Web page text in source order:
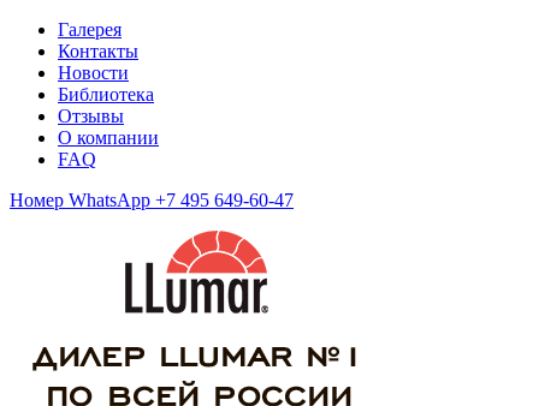
Галерея
Контакты
Новости
Библиотека
Отзывы
О компании
FAQ
Номер WhatsApp +7 495 649-60-47